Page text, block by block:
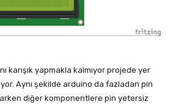
karışık yapmakla kalmıyor projede yer
Aynı şekilde arduino da fazladan pin
diğer komponentlere pin yetersiz